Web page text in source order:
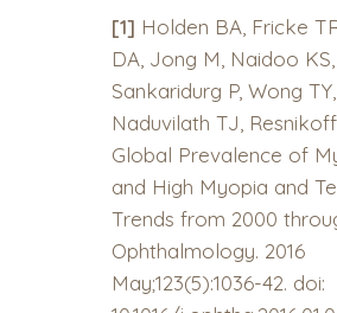
[1] Holden BA, Fricke
DA, Jong M, Naidoo KS,
Sankaridurg P, Wong TY,
Naduvilath TJ, Resnikoff
Global Prevalence of
and High Myopia and
Trends from 2000
Ophthalmology. 2016
May;123(5):1036-42. doi: